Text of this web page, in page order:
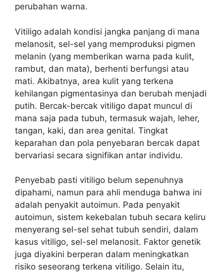
perubahan warna.
Vitiligo adalah kondisi jangka panjang di mana
melanosit, sel-sel yang memproduksi pigmen
melanin (yang memberikan warna pada kulit,
rambut, dan mata), berhenti berfungsi atau
mati. Akibatnya, area kulit yang terkena
kehilangan pigmentasinya dan berubah menjadi
putih. Bercak-bercak vitiligo dapat muncul di
mana saja pada tubuh, termasuk wajah, leher,
tangan, kaki, dan area genital. Tingkat
keparahan dan pola penyebaran bercak dapat
bervariasi secara signifikan antar individu.
Penyebab pasti vitiligo belum sepenuhnya
dipahami, namun para ahli menduga bahwa ini
adalah penyakit autoimun. Pada penyakit
autoimun, sistem kekebalan tubuh secara keliru
menyerang sel-sel sehat tubuh sendiri, dalam
kasus vitiligo, sel-sel melanosit. Faktor genetik
juga diyakini berperan dalam meningkatkan
risiko seseorang terkena vitiligo. Selain itu,